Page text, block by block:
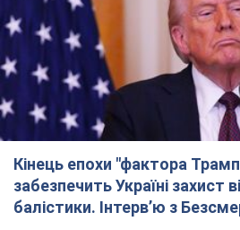
Кінець епохи "фактора
забезпечить Україні захист
балістики. Інтерв’ю з